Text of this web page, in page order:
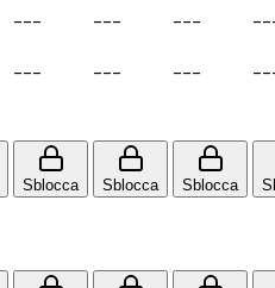
--- --- --- --
--- --- --- --
Sblocca Sblocca Sblocca